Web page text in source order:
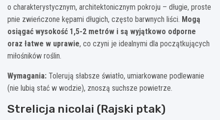
o charakterystycznym, architektonicznym pokroju – długie, proste
pnie zwieńczone kępami długich, często barwnych liści. Mogą
osiągać wysokość 1,5-2 metrów i są wyjątkowo odporne
oraz łatwe w uprawie, co czyni je idealnymi dla początkujących
miłośników roślin.
Wymagania: Tolerują słabsze światło, umiarkowane podlewanie
(nie lubią stać w wodzie), znoszą suchsze powietrze.
Strelicja nicolai (Rajski ptak)